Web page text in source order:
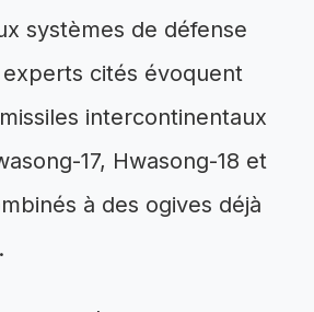
systèmes de défense
cités évoquent
intercontinentaux
17, Hwasong-18 et
à des ogives déjà